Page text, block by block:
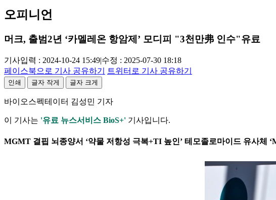
오피니언
머크, 출범2년 ‘카멜레온 항암제’ 모디피 "3천만弗 인수"유료
기사입력 : 2024-10-24 15:49|수정 : 2025-07-30 18:18
페이스북으로 기사 공유하기
트위터로 기사 공유하기
인쇄 글자 작게 글자 크게
바이오스펙테이터 김성민 기자
이 기사는 '유료 뉴스서비스 BioS+' 기사입니다.
MGMT 결핍 뇌종양서 ‘약물 저항성 극복+TI 높인’ 테모졸로마이드 유사체